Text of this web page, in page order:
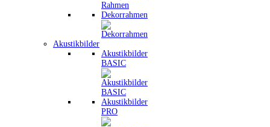
Dekorrahmen
Akustikbilder
Akustikbilder
BASIC
Akustikbilder
PRO